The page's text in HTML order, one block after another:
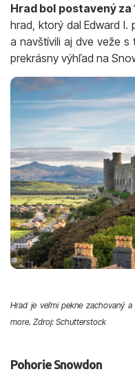
Hrad bol postavený za
hrad, ktorý dal Edward
a navštívili aj dve veže
prekrásny výhľad na
Hrad je veľmi pekne zachovaný
more. Zdroj: Schutterstock
Pohorie Snowdon